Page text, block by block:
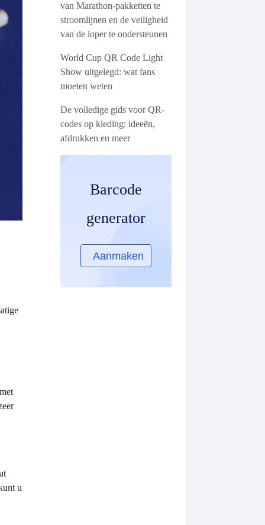
u
van Marathon-pakketten te
stroomlijnen en de veiligheid
van de loper te ondersteunen
World Cup QR Code Light
Show uitgelegd: wat fans
moeten weten
De volledige gids voor QR-
codes op kleding: ideeën,
afdrukken en meer
Barcode
generator
Aanmaken